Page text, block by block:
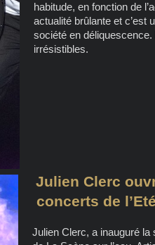
habitude, en fonction de
actualité brûlante et c’est
société en déliquescence.
irrésistibles.
Julien Clerc
concerts de
Julien Clerc, a inauguré la